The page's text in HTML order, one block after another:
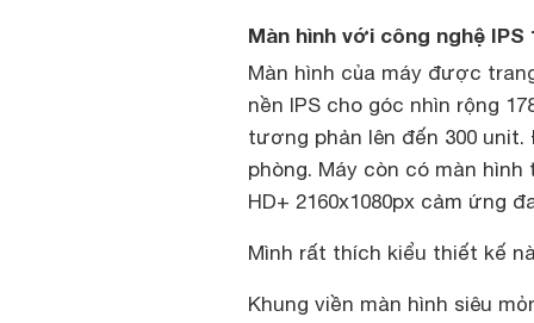
Màn hình với công nghệ IPS
Màn hình của máy được
nền IPS cho góc nhìn rộng
tương phản lên đến 300
phòng. Máy còn có màn
HD+ 2160x1080px cảm ứng
Mình rất thích kiểu thiết kế
Khung viền màn hình siêu